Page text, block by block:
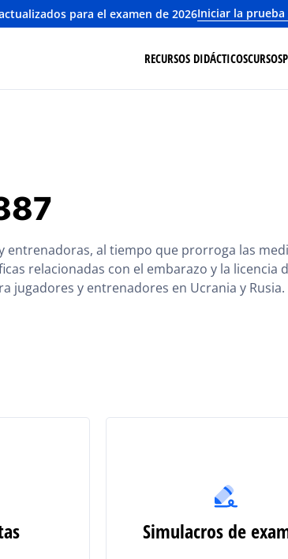
para el examen de 2026Iniciar la
RECURSOS DIDÁCTICOSCURSOS
entrenadoras, al tiempo que prorroga las
relacionadas con el embarazo y la licencia
jugadores y entrenadores en Ucrania y Rusia.
Simulacros de